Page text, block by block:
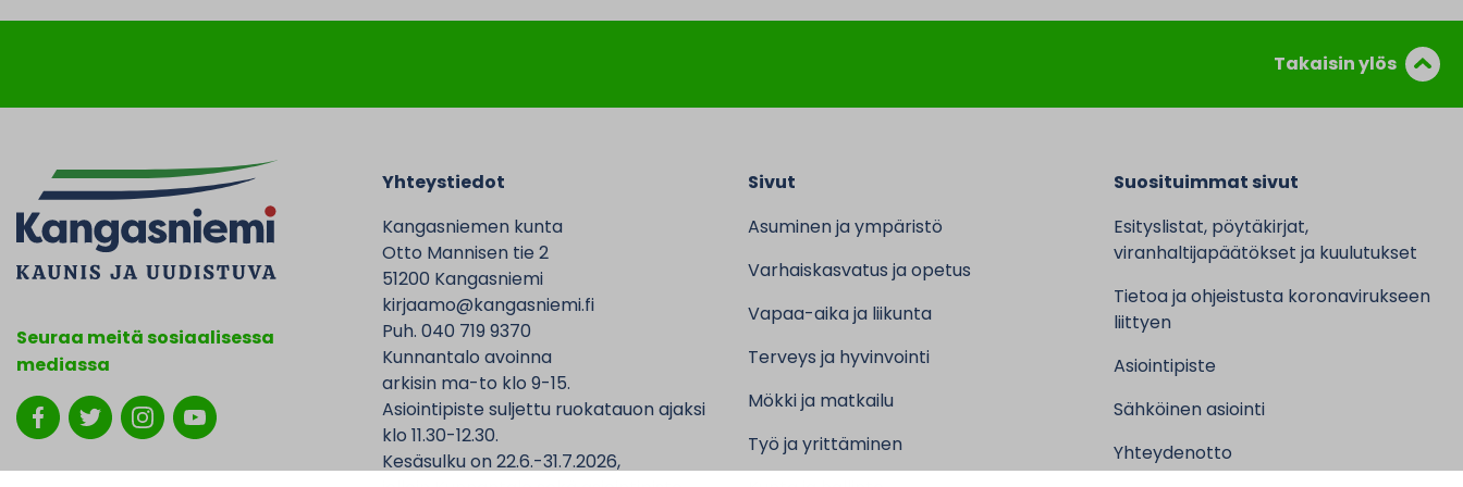
Takaisin ylös
Seuraa meitä sosiaalisessa
mediassa
Yhteystiedot
Kangasniemen kunta
Otto Mannisen tie 2
51200 Kangasniemi
kirjaamo@kangasniemi.fi
Puh. 040 719 9370
Kunnantalo avoinna
arkisin ma-to klo 9-15.
Asiointipiste suljettu ruokatauon ajaksi
klo 11.30-12.30.
Kesäsulku on 22.6.-31.7.2026,
Sivut
Asuminen ja ympäristö
Varhaiskasvatus ja opetus
Vapaa-aika ja liikunta
Terveys ja hyvinvointi
Mökki ja matkailu
Työ ja yrittäminen
Suosituimmat sivut
Esityslistat, pöytäkirjat,
viranhaltijapäätökset ja kuulutukset
Tietoa ja ohjeistusta koronavirukseen
liittyen
Asiointipiste
Sähköinen asiointi
Yhteydenotto